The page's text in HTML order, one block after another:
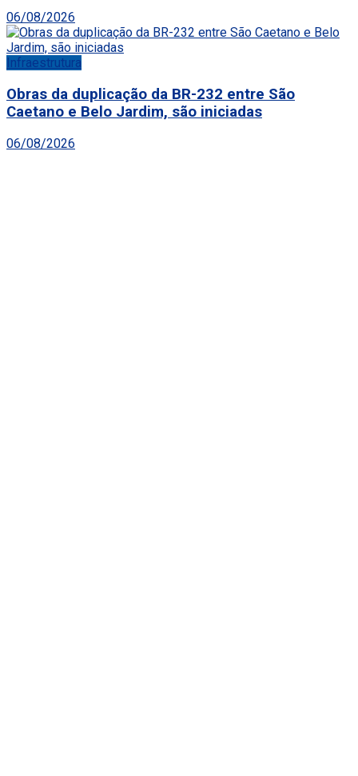
06/08/2026
Infraestrutura
Obras da duplicação da BR-232 entre São
Caetano e Belo Jardim, são iniciadas
06/08/2026